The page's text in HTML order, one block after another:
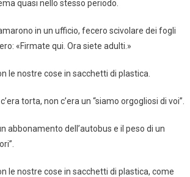
quasi nello stesso periodo.
in un ufficio, fecero scivolare dei fogli
«Firmate qui. Ora siete adulti.»
le nostre cose in sacchetti di plastica.
torta, non c’era un “siamo orgogliosi di voi”.
abbonamento dell’autobus e il peso di un
le nostre cose in sacchetti di plastica, come